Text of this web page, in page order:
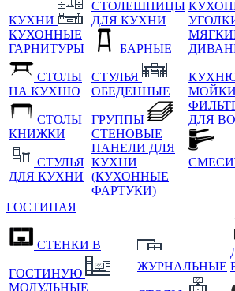
КУХНИ
КУХОННЫЕ
ГАРНИТУРЫ
СТОЛЫ
НА КУХНЮ
СТОЛЫ
КНИЖКИ
СТУЛЬЯ
ДЛЯ КУХНИ
СТОЛЕШНИЦЫ
ДЛЯ КУХНИ
БАРНЫЕ
СТУЛЬЯ
ОБЕДЕННЫЕ
ГРУППЫ
СТЕНОВЫЕ
ПАНЕЛИ ДЛЯ
КУХНИ
(КУХОННЫЕ
ФАРТУКИ)
МОЙКИ
ДЛЯ
ГОСТИНАЯ
СТЕНКИ В
ГОСТИНУЮ
МОДУЛЬНЫЕ
ЖУРНАЛЬНЫЕ